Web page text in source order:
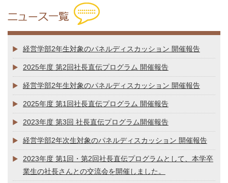
経営学部2年生対象のパネルディスカッション 開催報告
2025年度 第2回社長直伝プログラム 開催報告
経営学部2年生対象のパネルディスカッション 開催報告
2025年度 第1回社長直伝プログラム 開催報告
2023年度 第3回 社長直伝プログラム開催報告
経営学部2年次生対象のパネルディスカッション 開催報告
2023年度 第1回・第2回社長直伝プログラムとして、本学卒
業生の社長さんとの交流会を開催しました。